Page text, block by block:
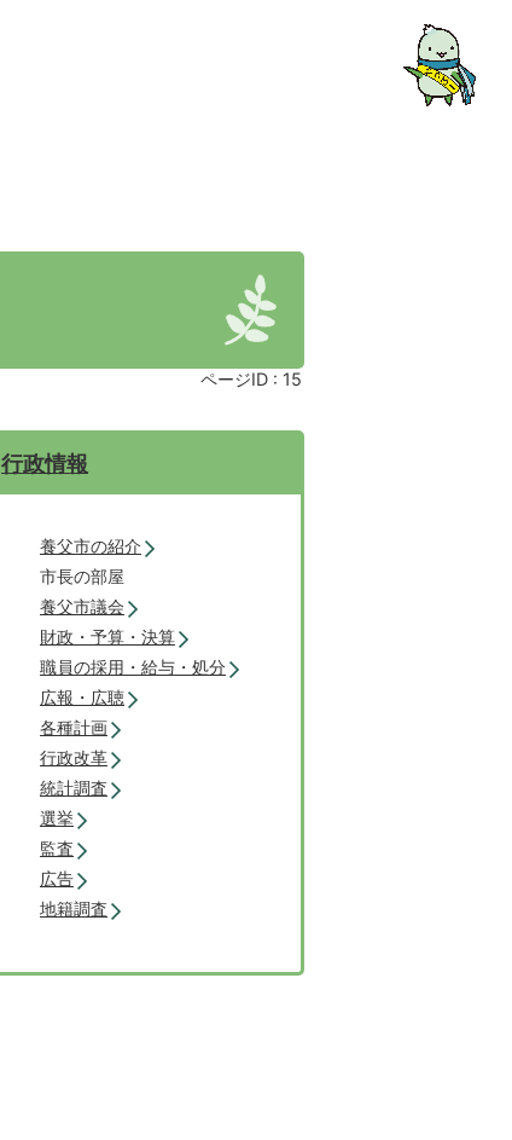
ページID : 15
行政情報
養父市の紹介
市長の部屋
養父市議会
財政・予算・決算
職員の採用・給与・処分
広報・広聴
各種計画
行政改革
統計調査
選挙
監査
広告
地籍調査